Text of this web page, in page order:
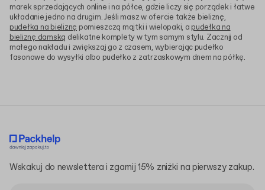
marek sprzedających online i na półce, gdzie liczy się porządek i łatwe
układanie jedno na drugim. Jeśli masz w ofercie także bieliznę,
pudełka na bieliznę pomieszczą majtki i wielopaki, a pudełka na
bieliznę damską delikatne komplety w tym samym stylu. Zacznij od
małego nakładu i zwiększaj go z czasem, wybierając pudełko
fasonowe do wysyłki albo pudełko z zatrzaskowym dnem na półkę.
Wskakuj do newslettera i zgarnij 15% zniżki na pierwszy zakup.